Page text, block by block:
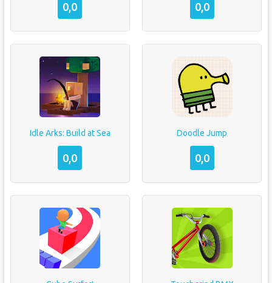
0,0 0,0
Idle Arks: Build at Sea
0,0
Doodle Jump
0,0